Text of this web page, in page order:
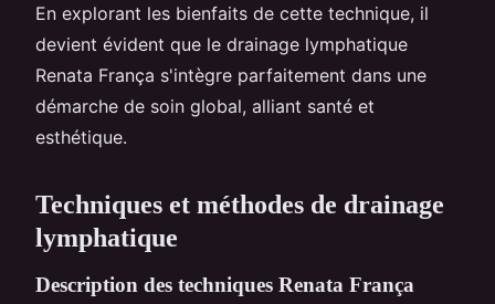
En explorant les bienfaits de cette technique, il
devient évident que le drainage lymphatique
Renata França s'intègre parfaitement dans une
démarche de soin global, alliant santé et
esthétique.
Techniques et méthodes de drainage
lymphatique
Description des techniques Renata França